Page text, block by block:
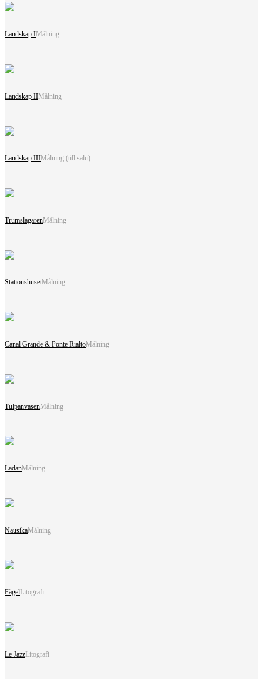
Landskap I Målning
Landskap IIMålning
Landskap IIIMålning (till salu)
TrumslagarenMålning
StationshusetMålning
Canal Grande & Ponte RialtoMålning
TulpanvasenMålning
LadanMålning
NausikaMålning
FågelLitografi
Le JazzLitografi